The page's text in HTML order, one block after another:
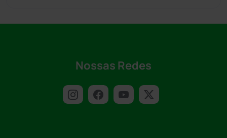
Nossas Redes